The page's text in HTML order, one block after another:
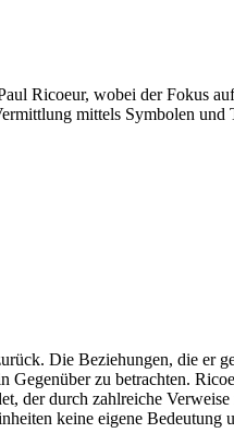
Ricoeur, wobei der Fokus
mittels Symbolen und
Die Beziehungen, die
zu betrachten.
der durch zahlreiche
keine eigene